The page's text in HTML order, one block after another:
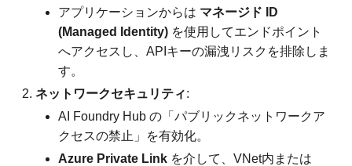
アプリケーションからは マネージド ID
(Managed Identity) を使用してエンドポイント
へアクセスし、APIキーの漏洩リスクを排除しま
す。
ネットワークセキュリティ:
AI Foundry Hub の「パブリックネットワークア
クセスの禁止」を有効化。
Azure Private Link を介して、VNet内または